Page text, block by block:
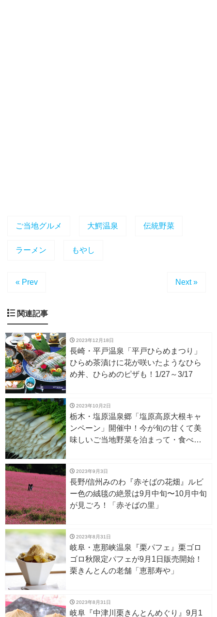
ご当地グルメ 大鰐温泉 伝統野菜
ラーメン もやし
« Prev Next »
関連記事
2023年12月18日
長崎・平戸温泉「平戸ひらめまつり」
ひらめ茶漬けに花が咲いたようなひら
め丼、ひらめのピザも！1/27～3/17
2023年10月2日
栃木・塩原温泉郷「塩原高原大根キャ
ンペーン」開催中！今が旬の甘くて美
味しいご当地野菜を泊まって・食べ
2023年9月3日
長野/信州みのわ『赤そばの花畑』ルビ
ー色の絨毯の絶景は9月中旬〜10月中旬
が見ごろ！「赤そばの里」
2023年8月31日
岐阜・恵那峡温泉『栗パフェ』栗ゴロ
ゴロ秋限定パフェが9月1日販売開始！
栗きんとんの老舗「恵那寿や」
2023年8月31日
岐阜『中津川栗きんとんめぐり』9月1